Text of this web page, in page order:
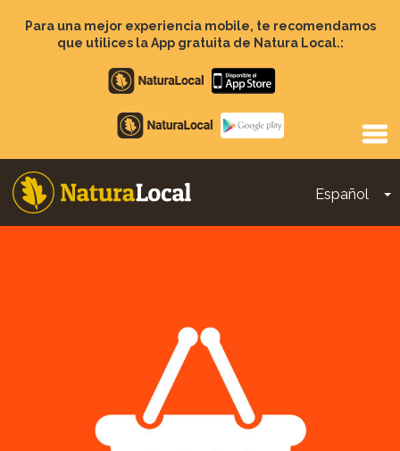
contenido
Para una mejor experiencia mobile, te recomendamos
que utilices la App gratuita de Natura Local.:
Apple
store
Google
Play
Español
Main